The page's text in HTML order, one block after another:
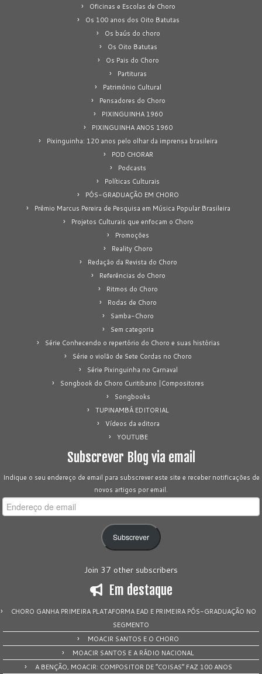
Oficinas e Escolas de Choro
Os 100 anos dos Oito Batutas
Os baús do choro
Os Oito Batutas
Os Pais do Choro
Partituras
Patrimônio Cultural
Pensadores do Choro
PIXINGUINHA 1960
PIXINGUINHA ANOS 1960
Pixinguinha: 120 anos pelo olhar da imprensa brasileira
POD CHORAR
Podcasts
Políticas Culturais
PÓS-GRADUAÇÃO EM CHORO
Prêmio Marcus Pereira de Pesquisa em Música Popular Brasileira
Projetos Culturais que enfocam o Choro
Promoções
Reality Choro
Redação da Revista do Choro
Referências do Choro
Ritmos do Choro
Rodas de Choro
Samba-Choro
Sem categoria
Série Conhecendo o repertório do Choro e suas histórias
Série o violão de Sete Cordas no Choro
Série Pixinguinha no Carnaval
Songbook do Choro Curitibano |Compositores
Songbooks
TUPINAMBÁ EDITORIAL
Vídeos da editora
YOUTUBE
Subscrever Blog via email
Indique o seu endereço de email para subscrever este site e receber notificações de
novos artigos por email.
Endereço
de
Subscrever
Join 37 other subscribers
Em destaque
CHORO GANHA PRIMEIRA PLATAFORMA EAD E PRIMEIRA PÓS-GRADUAÇÃO NO
SEGMENTO
MOACIR SANTOS E O CHORO
MOACIR SANTOS E A RÁDIO NACIONAL
A BENÇÃO, MOACIR: COMPOSITOR DE “COISAS” FAZ 100 ANOS